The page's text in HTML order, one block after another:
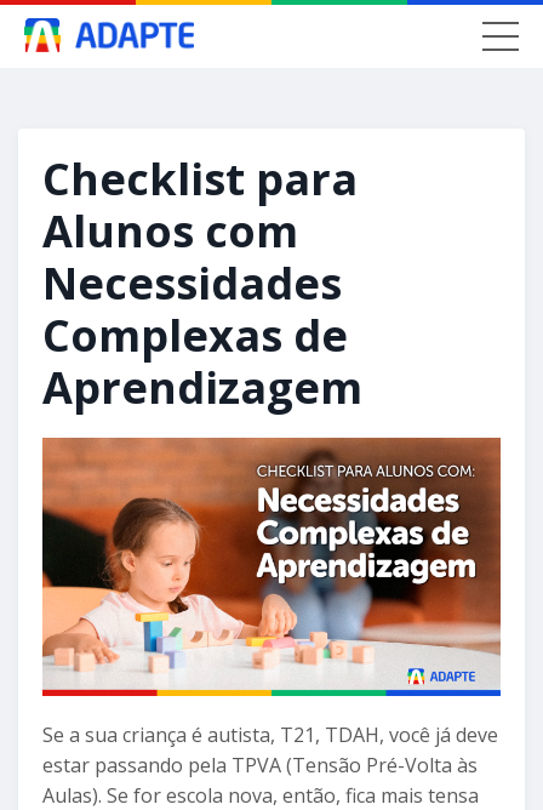
Checklist para
Alunos com
Necessidades
Complexas de
Aprendizagem
Se a sua criança é autista, T21, TDAH, você já deve
estar passando pela TPVA (Tensão Pré-Volta às
Aulas). Se for escola nova, então, fica mais tensa